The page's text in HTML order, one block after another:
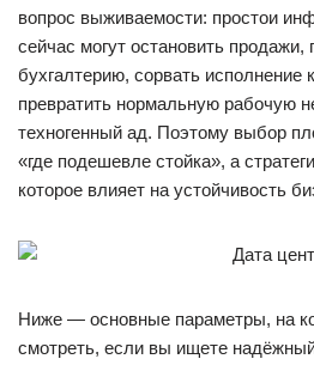
вопрос выживаемости: простои
сейчас могут остановить продажи,
бухгалтерию, сорвать исполнение
превратить нормальную рабочую
техногенный ад. Поэтому выбор
«где подешевле стойка», а
которое влияет на устойчивость
Ниже — основные параметры, на
смотреть, если вы ищете